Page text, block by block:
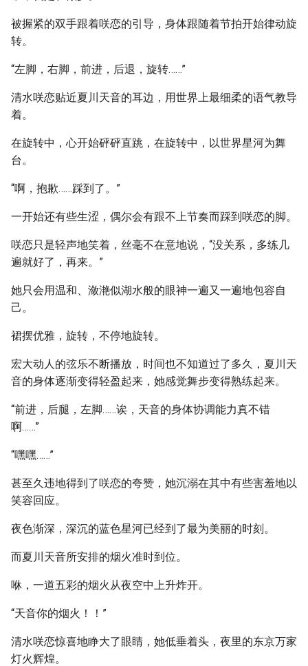
被握紧的双手跟着咲恋的引导，身体跟随着节拍开始律动旋
转。
“左脚，右脚，前进，后退，旋转……”
清水咲恋贴近夏川天音的耳边，用世界上最细柔的语气教导
着。
在旋转中，心开始砰砰直跳，在旋转中，以世界星河为舞
台。
“啊，抱歉……踩到了。”
一开始还有些生涩，偶尔会有跟不上节奏而踩到咲恋的脚。
咲恋只是轻声地笑着，丝毫不在意地说，“没关系，多练几
遍就好了，再来。”
她只会用温和、潋滟似湖水般的眼神一遍又一遍地包容自
己。
裙摆优雅，旋转，不停地旋转。
宏大动人的弦乐不断播放，时间也不知道过了多久，夏川天
音的身体逐渐变得轻盈起来，她感觉舞步变得熟练起来。
“前进，后腿，左脚……诶，天音的身体协调能力真不错
啊……”
“嘿嘿……”
甚至久违地得到了咲恋的夸赞，她沉溺在其中有些害羞地以
笑容回应。
夜色渐深，深沉的蓝色星河已经到了最为美丽的时刻。
而夏川天音所安排的烟火准时到位。
咻，一道五彩的烟火从夜空中上升炸开。
“天音你的烟火！！”
清水咲恋惊喜地睁大了眼睛，她低垂着头，夜里的东京万家
灯火辉煌。